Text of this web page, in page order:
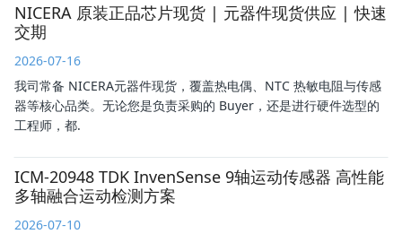
NICERA 原装正品芯片现货 | 元器件现货供应 | 快速
交期
2026-07-16
我司常备 NICERA元器件现货，覆盖热电偶、NTC 热敏电阻与传感
器等核心品类。无论您是负责采购的 Buyer，还是进行硬件选型的
工程师，都.
ICM-20948 TDK InvenSense 9轴运动传感器 高性能
多轴融合运动检测方案
2026-07-10